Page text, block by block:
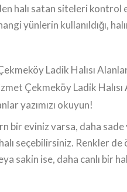
halı satan siteleri
yünlerin kullanıldığı,
Ladik Halısı
Çekmeköy Ladik Halısı
yazımızı okuyun!
bir eviniz varsa, daha
seçebilirsiniz. Renkler
sakin ise, daha canlı bir